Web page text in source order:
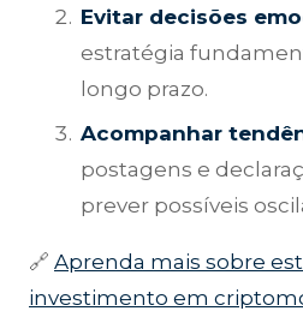
Evitar decisões
estratégia
longo prazo.
Acompanhar
postagens e
prever possíveis
🔗 Aprenda mais sobre
investimento em